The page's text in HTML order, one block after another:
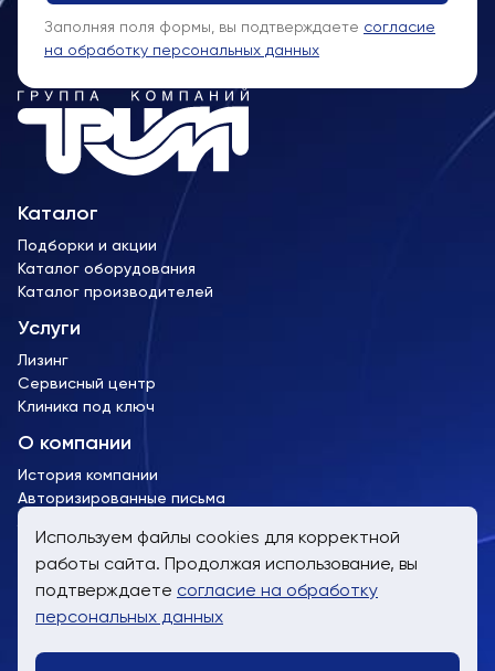
Каталог
Подборки и акции
Каталог оборудования
Каталог производителей
Услуги
Лизинг
Сервисный центр
Клиника под ключ
О компании
История компании
Авторизированные письма
пн-пт, 9:00 до 19:00
8 (800) 707-61-24
info@trimm.ru
Заполняя поля формы, вы подтверждаете согласие
на обработку персональных данных
Используем файлы cookies для корректной
работы сайта. Продолжая использование, вы
подтверждаете согласие на обработку
персональных данных